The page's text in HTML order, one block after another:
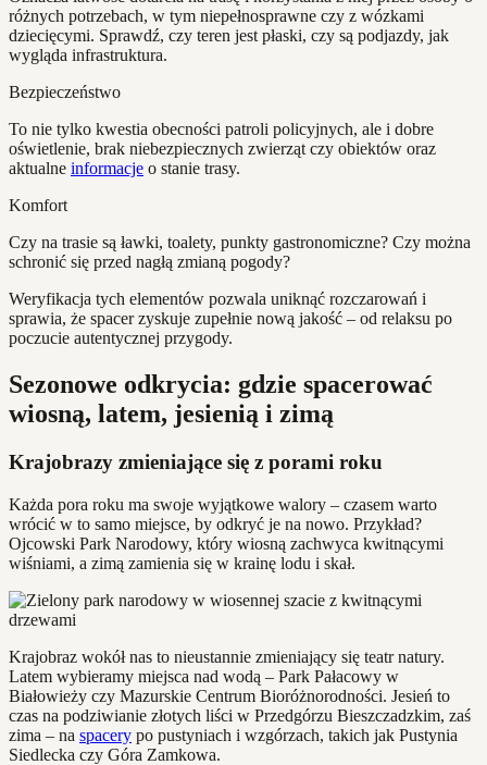
różnych potrzebach, w tym niepełnosprawne czy z wózkami
dziecięcymi. Sprawdź, czy teren jest płaski, czy są podjazdy, jak
wygląda infrastruktura.
Bezpieczeństwo
To nie tylko kwestia obecności patroli policyjnych, ale i dobre
oświetlenie, brak niebezpiecznych zwierząt czy obiektów oraz
aktualne informacje o stanie trasy.
Komfort
Czy na trasie są ławki, toalety, punkty gastronomiczne? Czy można
schronić się przed nagłą zmianą pogody?
Weryfikacja tych elementów pozwala uniknąć rozczarowań i
sprawia, że spacer zyskuje zupełnie nową jakość – od relaksu po
poczucie autentycznej przygody.
Sezonowe odkrycia: gdzie spacerować
wiosną, latem, jesienią i zimą
Krajobrazy zmieniające się z porami roku
Każda pora roku ma swoje wyjątkowe walory – czasem warto
wrócić w to samo miejsce, by odkryć je na nowo. Przykład?
Ojcowski Park Narodowy, który wiosną zachwyca kwitnącymi
wiśniami, a zimą zamienia się w krainę lodu i skał.
Krajobraz wokół nas to nieustannie zmieniający się teatr natury.
Latem wybieramy miejsca nad wodą – Park Pałacowy w
Białowieży czy Mazurskie Centrum Bioróżnorodności. Jesień to
czas na podziwianie złotych liści w Przedgórzu Bieszczadzkim, zaś
zima – na spacery po pustyniach i wzgórzach, takich jak Pustynia
Siedlecka czy Góra Zamkowa.